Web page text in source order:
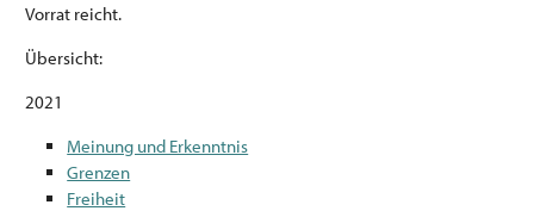
Vorrat reicht.
Übersicht:
2021
Meinung und Erkenntnis
Grenzen
Freiheit